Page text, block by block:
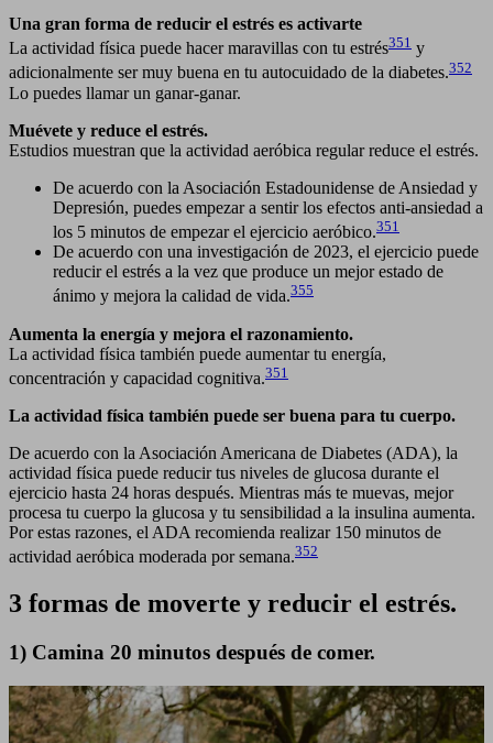
Una gran forma de reducir el estrés es activarte
La actividad física puede hacer maravillas con tu estrés351 y
adicionalmente ser muy buena en tu autocuidado de la diabetes.352
Lo puedes llamar un ganar-ganar.
Muévete y reduce el estrés.
Estudios muestran que la actividad aeróbica regular reduce el estrés.
De acuerdo con la Asociación Estadounidense de Ansiedad y
Depresión, puedes empezar a sentir los efectos anti-ansiedad a
los 5 minutos de empezar el ejercicio aeróbico.351
De acuerdo con una investigación de 2023, el ejercicio puede
reducir el estrés a la vez que produce un mejor estado de
ánimo y mejora la calidad de vida.355
Aumenta la energía y mejora el razonamiento.
La actividad física también puede aumentar tu energía,
concentración y capacidad cognitiva.351
La actividad física también puede ser buena para tu cuerpo.
De acuerdo con la Asociación Americana de Diabetes (ADA), la
actividad física puede reducir tus niveles de glucosa durante el
ejercicio hasta 24 horas después. Mientras más te muevas, mejor
procesa tu cuerpo la glucosa y tu sensibilidad a la insulina aumenta.
Por estas razones, el ADA recomienda realizar 150 minutos de
actividad aeróbica moderada por semana.352
3 formas de moverte y reducir el estrés.
1) Camina 20 minutos después de comer.